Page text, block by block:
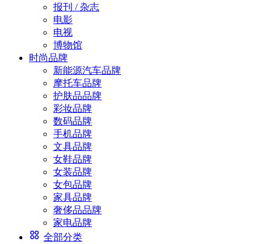
报刊 / 杂志
电影
电视
博物馆
时尚品牌
新能源汽车品牌
摩托车品牌
护肤品品牌
彩妆品牌
数码品牌
手机品牌
文具品牌
女鞋品牌
女装品牌
女包品牌
家具品牌
奢侈品品牌
家电品牌
全部分类